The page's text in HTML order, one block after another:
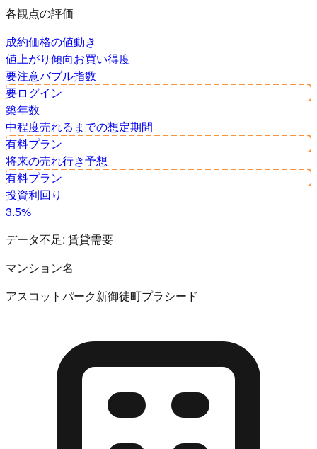
各観点の評価
成約価格の値動き
値上がり傾向お買い得度
要注意バブル指数
要ログイン
築年数
中程度売れるまでの想定期間
有料プラン
将来の売れ行き予想
有料プラン
投資利回り
3.5%
データ不足: 賃貸需要
マンション名
アスコットパーク新御徒町プラシード